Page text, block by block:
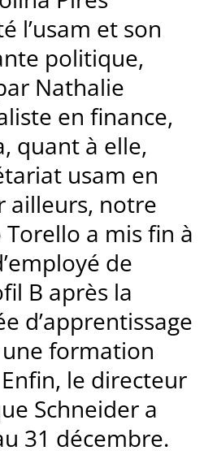
l’usam et son
politique,
Nathalie
en finance,
quant à elle,
usam en
ailleurs, notre
a mis fin à
de
B après la
d’apprentissage
formation
le directeur
Schneider a
31 décembre.